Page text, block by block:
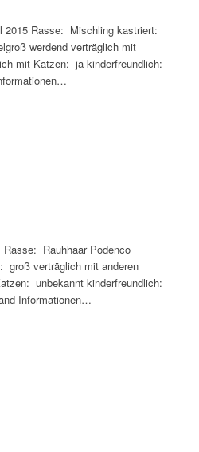
Rasse: Mischling kastriert:
werdend verträglich mit
mit Katzen: ja kinderfreundlich:
Rauhhaar Podenco
groß verträglich mit anderen
unbekannt kinderfreundlich:
Informationen…